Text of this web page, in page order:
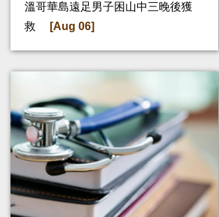
溫哥華島遠足男子困山中三晚後獲
救
[Aug 06]